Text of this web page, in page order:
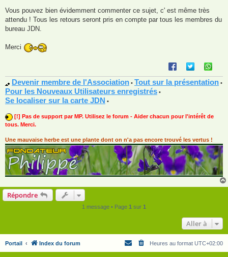
Vous pouvez bien évidemment commenter ce sujet, c' est même très
attendu ! Tous les retours seront pris en compte par tous les membres du
bureau JDN.
Merci
Devenir membre de l'Association • Tout sur la présentation •
Pour les Nouveaux Utilisateurs enregistrés •
Se localiser sur la carte JDN •
[!] Pas de support par MP. Utilisez le forum - Aider chacun pour l'intérêt de
tous. Merci.
Une mauvaise herbe est une plante dont on n'a pas encore trouvé les vertus !
Répondre
1 message • Page 1 sur 1
Aller à
Portail Index du forum Heures au format UTC+02:00